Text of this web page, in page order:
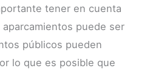
tener en cuenta
puede ser
públicos pueden
lo que es posible que